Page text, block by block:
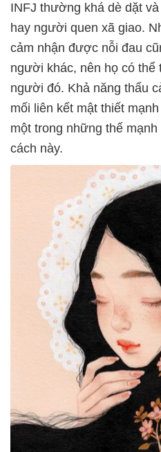
INFJ thường khá dè dặt
hay người quen xã giao.
cảm nhận được nỗi đau
người khác, nên họ có
người đó. Khả năng thấu
mối liên kết mật thiết
một trong những thế
cách này.